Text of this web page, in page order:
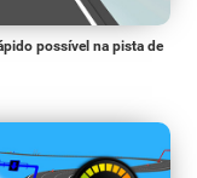
possível na pista de